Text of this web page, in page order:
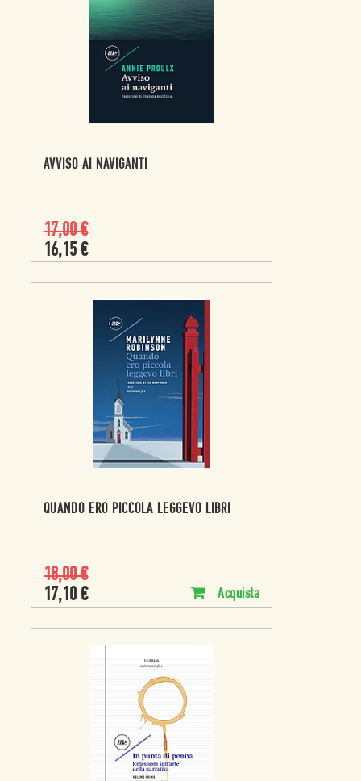
AVVISO AI NAVIGANTI
17,00€
16,15 €
QUANDO ERO PICCOLA LEGGEVO LIBRI
18,00€
17,10 € Acquista